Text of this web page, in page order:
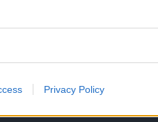
Privacy Policy
eu1 usw. spielen können.